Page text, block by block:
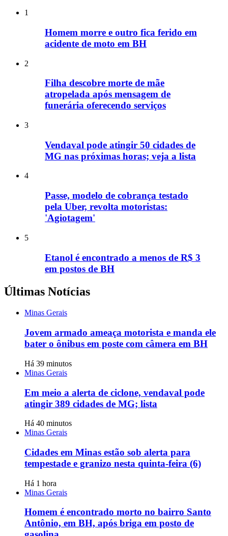
1
Homem morre e outro fica ferido em
acidente de moto em BH
2
Filha descobre morte de mãe
atropelada após mensagem de
funerária oferecendo serviços
3
Vendaval pode atingir 50 cidades de
MG nas próximas horas; veja a lista
4
Passe, modelo de cobrança testado
pela Uber, revolta motoristas:
'Agiotagem'
5
Etanol é encontrado a menos de R$ 3
em postos de BH
Últimas Notícias
Minas Gerais
Jovem armado ameaça motorista e manda ele
bater o ônibus em poste com câmera em BH
Há 39 minutos
Minas Gerais
Em meio a alerta de ciclone, vendaval pode
atingir 389 cidades de MG; lista
Há 40 minutos
Minas Gerais
Cidades em Minas estão sob alerta para
tempestade e granizo nesta quinta-feira (6)
Há 1 hora
Minas Gerais
Homem é encontrado morto no bairro Santo
Antônio, em BH, após briga em posto de